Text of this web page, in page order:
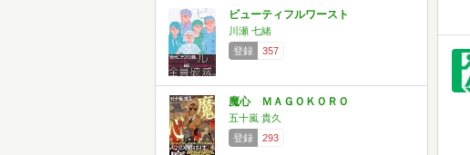
ビューティフルワースト
川瀬 七緒
登録
357
魔心 ＭＡＧＯＫＯＲＯ
五十嵐 貴久
登録
293